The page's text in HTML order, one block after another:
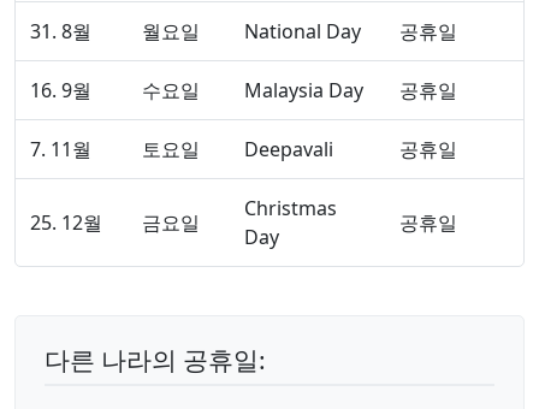
31. 8월 월요일 National Day 공휴일
16. 9월 수요일 Malaysia Day 공휴일
7. 11월 토요일 Deepavali 공휴일
25. 12월 금요일
Christmas
Day
공휴일
다른 나라의 공휴일: